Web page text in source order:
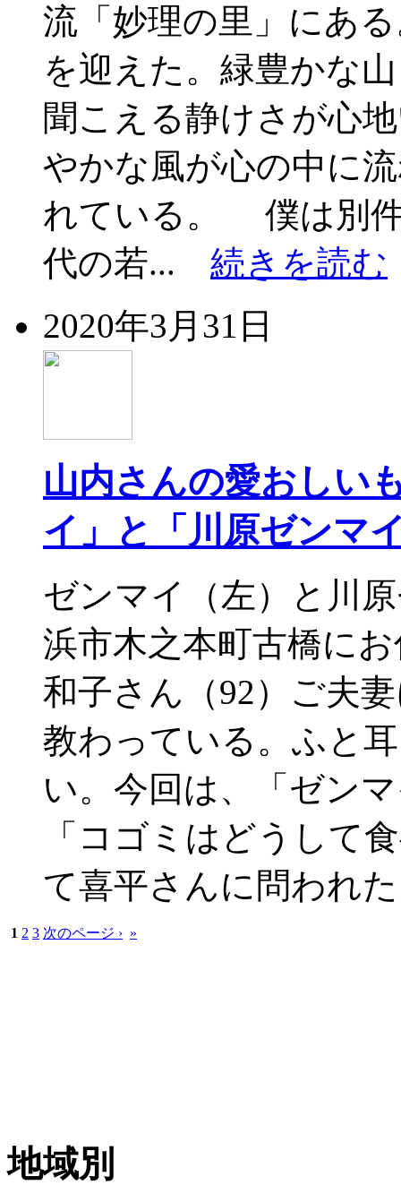
流「妙理の里」にあ
を迎えた。緑豊かな
聞こえる静けさが心
やかな風が心の中に
れている。 僕は別件
代の若... 続きを読む
2020年3月31日
山内さんの愛おしい
イ」と「川原ゼンマ
ゼンマイ（左）と川
浜市木之本町古橋に
和子さん（92）ご夫
教わっている。ふと
い。今回は、「ゼン
「コゴミはどうして
て喜平さんに問われ
1 2 3 次のページ › »
地域別